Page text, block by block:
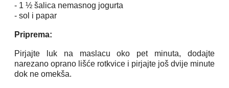
- 1 ½ šalica nemasnog jogurta
- sol i papar
Priprema:
Pirjajte luk na maslacu oko pet minuta, dodajte
narezano oprano lišće rotkvice i pirjajte još dvije minute
dok ne omekša.